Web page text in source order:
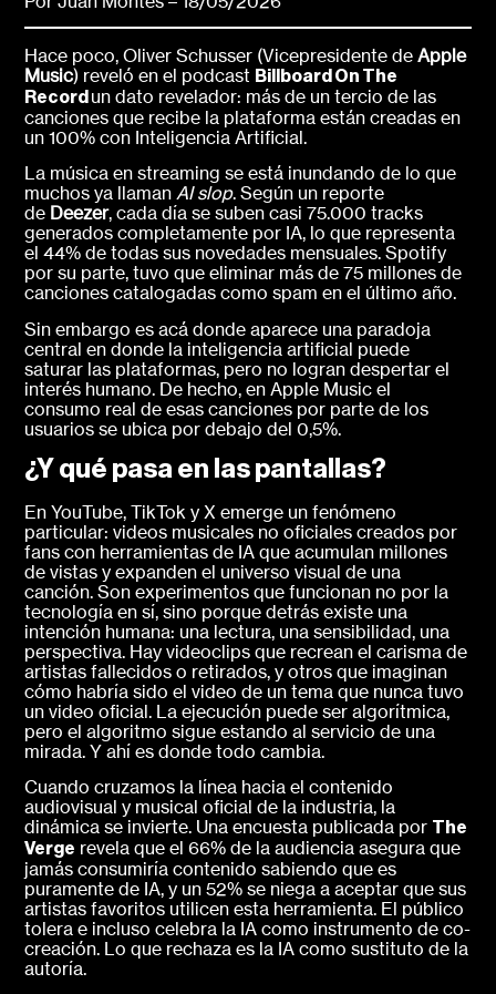
Hace poco, Oliver Schusser (Vicepresidente deApple
Music) reveló en el podcast Billboard On The
Record un dato revelador: más de un tercio de las
canciones que recibe la plataforma están creadas en
un 100% con Inteligencia Artificial.
La música en streaming se está inundando de lo que
muchos ya llamanAI slop. Según un reporte
de Deezer, cada día se suben casi 75.000 tracks
generados completamente por IA, lo que representa
el 44% de todas sus novedades mensuales. Spotify
por su parte, tuvo que eliminar más de 75 millones de
canciones catalogadas como spam en el último año.
Sin embargo es acá donde aparece una paradoja
central en donde la inteligencia artificial puede
saturar las plataformas, pero no logran despertar el
interés humano. De hecho, en Apple Music el
consumo real de esas canciones por parte de los
usuarios se ubica por debajo del 0,5%.
¿Y qué pasa en las pantallas?
En YouTube, TikTok y X emerge un fenómeno
particular: videos musicales no oficiales creados por
fans con herramientas de IA que acumulan millones
de vistas y expanden el universo visual de una
canción. Son experimentos que funcionan no por la
tecnología en sí, sino porque detrás existe una
intención humana: una lectura, una sensibilidad, una
perspectiva. Hay videoclips que recrean el carisma de
artistas fallecidos o retirados, y otros que imaginan
cómo habría sido el video de un tema que nunca tuvo
un video oficial. La ejecución puede ser algorítmica,
pero el algoritmo sigue estando al servicio de una
mirada. Y ahí es donde todo cambia.
Cuando cruzamos la línea hacia el contenido
audiovisual y musical oficial de la industria, la
dinámica se invierte. Una encuesta publicada por The
Verge revela que el 66% de la audiencia asegura que
jamás consumiría contenido sabiendo que es
puramente de IA, y un 52% se niega a aceptar que sus
artistas favoritos utilicen esta herramienta. El público
tolera e incluso celebra la IA como instrumento de co-
creación. Lo que rechaza es la IA como sustituto de la
autoría.